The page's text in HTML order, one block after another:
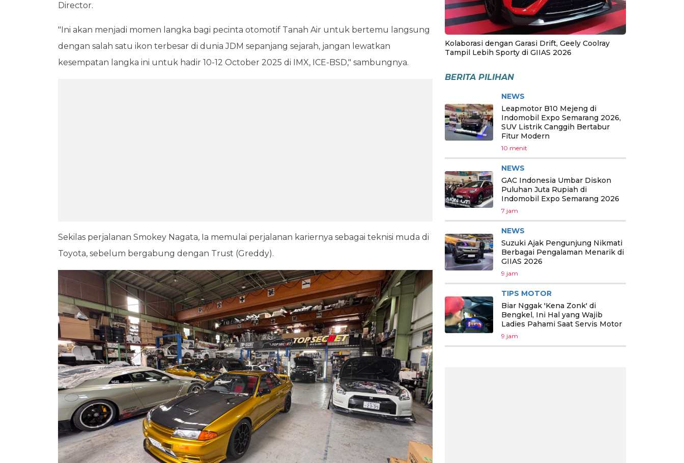
Director.
"Ini akan menjadi momen langka bagi pecinta otomotif Tanah Air untuk bertemu langsung
dengan salah satu ikon terbesar di dunia JDM sepanjang sejarah, jangan lewatkan
kesempatan langka ini untuk hadir 10-12 October 2025 di IMX, ICE-BSD," sambungnya.
Sekilas perjalanan Smokey Nagata, Ia memulai perjalanan kariernya sebagai teknisi muda di
Toyota, sebelum bergabung dengan Trust (Greddy).
Kolaborasi dengan Garasi Drift, Geely Coolray
Tampil Lebih Sporty di GIIAS 2026
BERITA PILIHAN
NEWS
Leapmotor B10 Mejeng di
Indomobil Expo Semarang 2026,
SUV Listrik Canggih Bertabur
Fitur Modern
10 menit
NEWS
GAC Indonesia Umbar Diskon
Puluhan Juta Rupiah di
Indomobil Expo Semarang 2026
7 jam
NEWS
Suzuki Ajak Pengunjung Nikmati
Berbagai Pengalaman Menarik di
GIIAS 2026
9 jam
TIPS MOTOR
Biar Nggak 'Kena Zonk' di
Bengkel, Ini Hal yang Wajib
Ladies Pahami Saat Servis Motor
9 jam